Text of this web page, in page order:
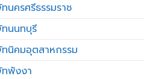
นครศรีธรรมราช
ทนนทบุรี
นิคมอุตสาหกรรม
ทพังงา